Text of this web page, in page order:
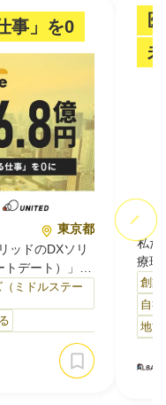
事」を0
東京都
ッドのDXソリ
トデート）」を
日々の数値管
向けサービス
複数技術を業務
化しきれない
痒い所に手が届
ミドルステー
私た
療現
に
ップ
前だ
ち込
創業
自
地方